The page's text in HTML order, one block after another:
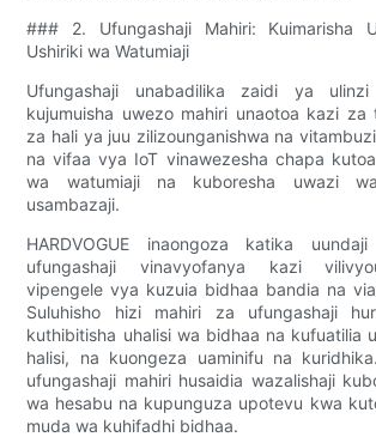
### 2. Ufungashaji Mahiri: Kuimarisha
Ushiriki wa Watumiaji
Ufungashaji unabadilika zaidi ya
kujumuisha uwezo mahiri unaotoa kazi za
za hali ya juu zilizounganishwa na
na vifaa vya IoT vinawezesha chapa
wa watumiaji na kuboresha uwazi
usambazaji.
HARDVOGUE inaongoza katika
ufungashaji vinavyofanya kazi
vipengele vya kuzuia bidhaa bandia na
Suluhisho hizi mahiri za ufungashaji
kuthibitisha uhalisi wa bidhaa na kufuatilia
halisi, na kuongeza uaminifu na
ufungashaji mahiri husaidia wazalishaji
wa hesabu na kupunguza upotevu kwa
muda wa kuhifadhi bidhaa.